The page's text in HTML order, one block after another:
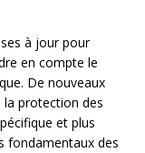
à jour pour
en compte le
De nouveaux
la protection des
et plus
fondamentaux des